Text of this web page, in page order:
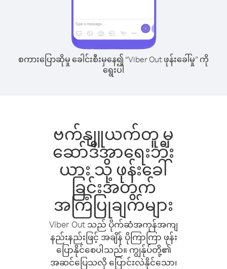
စကားပြောဆိုမှု ခေါင်းစီးမှနေ၍ “Viber Out ဖုန်းခေါ်မှု” ကို
ရွေးပါ
ဗက်နျူယက်တူ မှ
ဆော်ဒီအာရေးဘီး
ယား သို့ ဖုန်းခေါ်
ခြင်းအတွက်
အကြံပြုချက်များ
Viber Out သည် ပိုက်ဆံအကုန်အကျ
နည်းနည်းဖြင့် အချိန် ပိုကြာကြာ ဖုန်း
ပြောနိုင်စေပါသည်။ ကျွန်ုပ်တို့၏
အဆင်ပြေသလို ပြောင်းလဲနိုင်သော၊